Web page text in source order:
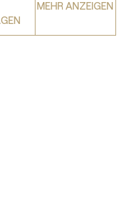
und auf zuverlässige
und
MEHR ANZEIGEN